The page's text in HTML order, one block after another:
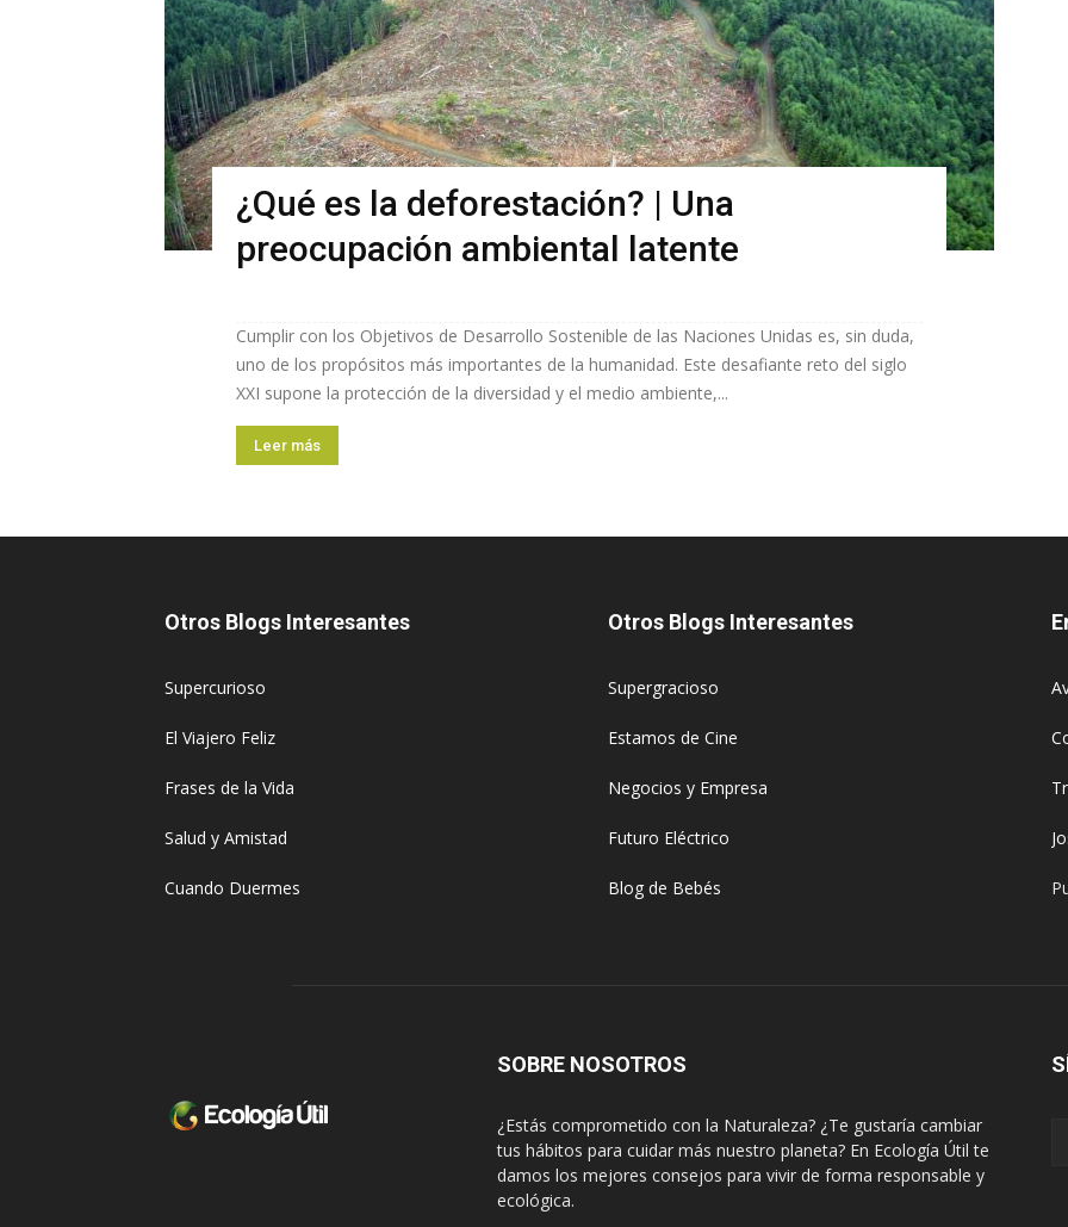
¿Qué es la deforestación? | Una
preocupación ambiental latente
Cumplir con los Objetivos de Desarrollo Sostenible de las Naciones Unidas es, sin duda,
uno de los propósitos más importantes de la humanidad. Este desafiante reto del siglo
XXI supone la protección de la diversidad y el medio ambiente,...
Leer más
Otros Blogs Interesantes
Supercurioso
El Viajero Feliz
Frases de la Vida
Salud y Amistad
Cuando Duermes
Otros Blogs Interesantes
Supergracioso
Estamos de Cine
Negocios y Empresa
Futuro Eléctrico
Blog de Bebés
SOBRE NOSOTROS
¿Estás comprometido con la Naturaleza? ¿Te gustaría cambiar
tus hábitos para cuidar más nuestro planeta? En Ecología Útil te
damos los mejores consejos para vivir de forma responsable y
ecológica.